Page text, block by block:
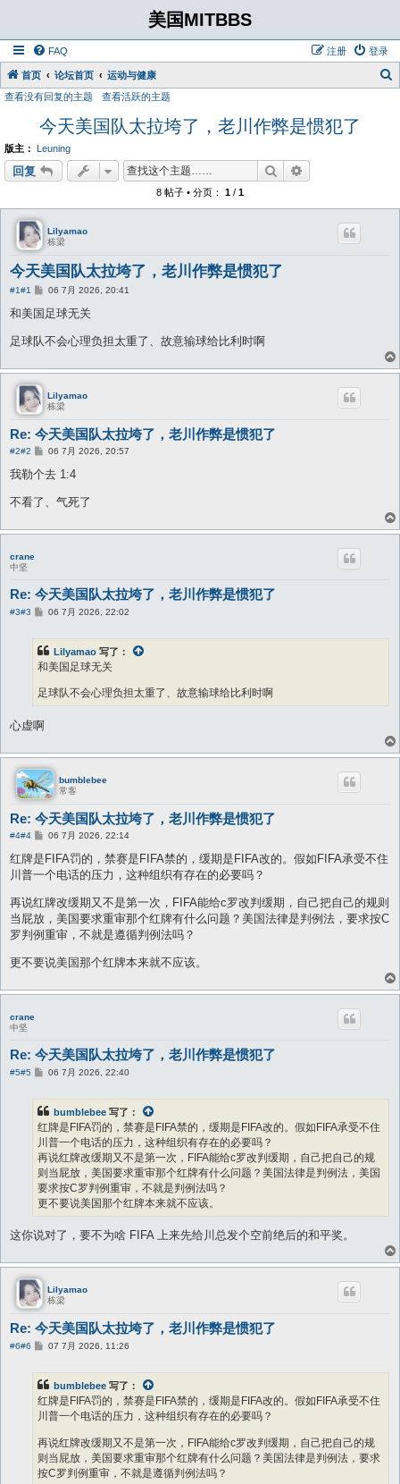
美国MITBBS
FAQ 登录
注册
首页 论坛首页 运动与健康
查看没有回复的主题 查看活跃的主题
今天美国队太拉垮了，老川作弊是惯犯了
版主： Leuning
回复 搜索
8 帖子 • 分页： 1 / 1
Lilyamao
栋梁
今天美国队太拉垮了，老川作弊是惯犯了
#1#1
帖
06 7月 2026, 20:41
和美国足球无关
足球队不会心理负担太重了、故意输球给比利时啊
Lilyamao
栋梁
Re: 今天美国队太拉垮了，老川作弊是惯犯了
#2#2
帖
06 7月 2026, 20:57
我勒个去 1:4
不看了、气死了
crane
中坚
Re: 今天美国队太拉垮了，老川作弊是惯犯了
#3#3
帖
06 7月 2026, 22:02
Lilyamao 写了：
和美国足球无关
足球队不会心理负担太重了、故意输球给比利时啊
心虚啊
bumblebee
常客
Re: 今天美国队太拉垮了，老川作弊是惯犯了
#4#4
帖
06 7月 2026, 22:14
红牌是FIFA罚的，禁赛是FIFA禁的，缓期是FIFA改的。假如FIFA承受不住
川普一个电话的压力，这种组织有存在的必要吗？
再说红牌改缓期又不是第一次，FIFA能给c罗改判缓期，自己把自己的规则
当屁放，美国要求重审那个红牌有什么问题？美国法律是判例法，要求按C
罗判例重审，不就是遵循判例法吗？
更不要说美国那个红牌本来就不应该。
crane
中坚
Re: 今天美国队太拉垮了，老川作弊是惯犯了
#5#5
帖
06 7月 2026, 22:40
bumblebee 写了：
红牌是FIFA罚的，禁赛是FIFA禁的，缓期是FIFA改的。假如FIFA承受不住
川普一个电话的压力，这种组织有存在的必要吗？
再说红牌改缓期又不是第一次，FIFA能给c罗改判缓期，自己把自己的规
则当屁放，美国要求重审那个红牌有什么问题？美国法律是判例法，美国
要求按C罗判例重审，不就是判例法吗？
更不要说美国那个红牌本来就不应该。
这你说对了，要不为啥 FIFA 上来先给川总发个空前绝后的和平奖。
Lilyamao
栋梁
Re: 今天美国队太拉垮了，老川作弊是惯犯了
#6#6
帖
07 7月 2026, 11:26
bumblebee 写了：
红牌是FIFA罚的，禁赛是FIFA禁的，缓期是FIFA改的。假如FIFA承受不住
川普一个电话的压力，这种组织有存在的必要吗？
再说红牌改缓期又不是第一次，FIFA能给c罗改判缓期，自己把自己的规
则当屁放，美国要求重审那个红牌有什么问题？美国法律是判例法，要求
按C罗判例重审，不就是遵循判例法吗？